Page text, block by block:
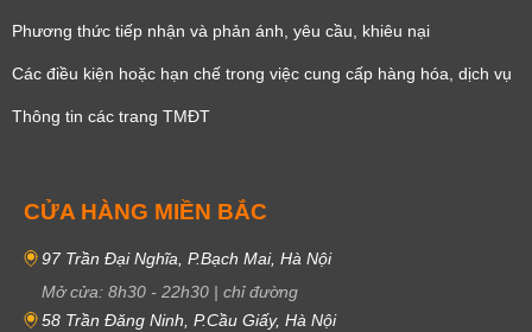
Phương thức tiếp nhận và phản ánh, yêu cầu, khiêu nại
Các điều kiện hoặc hạn chế trong việc cung cấp hàng hóa, dịch vụ
Thông tin các trang TMĐT
CỬA HÀNG MIỀN BẮC
97 Trần Đại Nghĩa, P.Bạch Mai, Hà Nội
Mở cửa: 8h30 - 22h30 | chỉ đường
58 Trần Đăng Ninh, P.Cầu Giấy, Hà Nội